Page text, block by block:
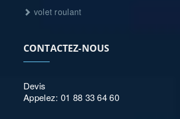
volet roulant
CONTACTEZ-NOUS
Devis
Appelez: 01 88 33 64 60